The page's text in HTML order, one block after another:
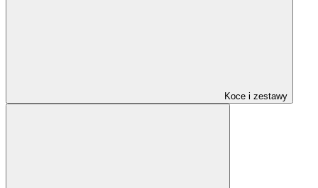
Koce i zestawy